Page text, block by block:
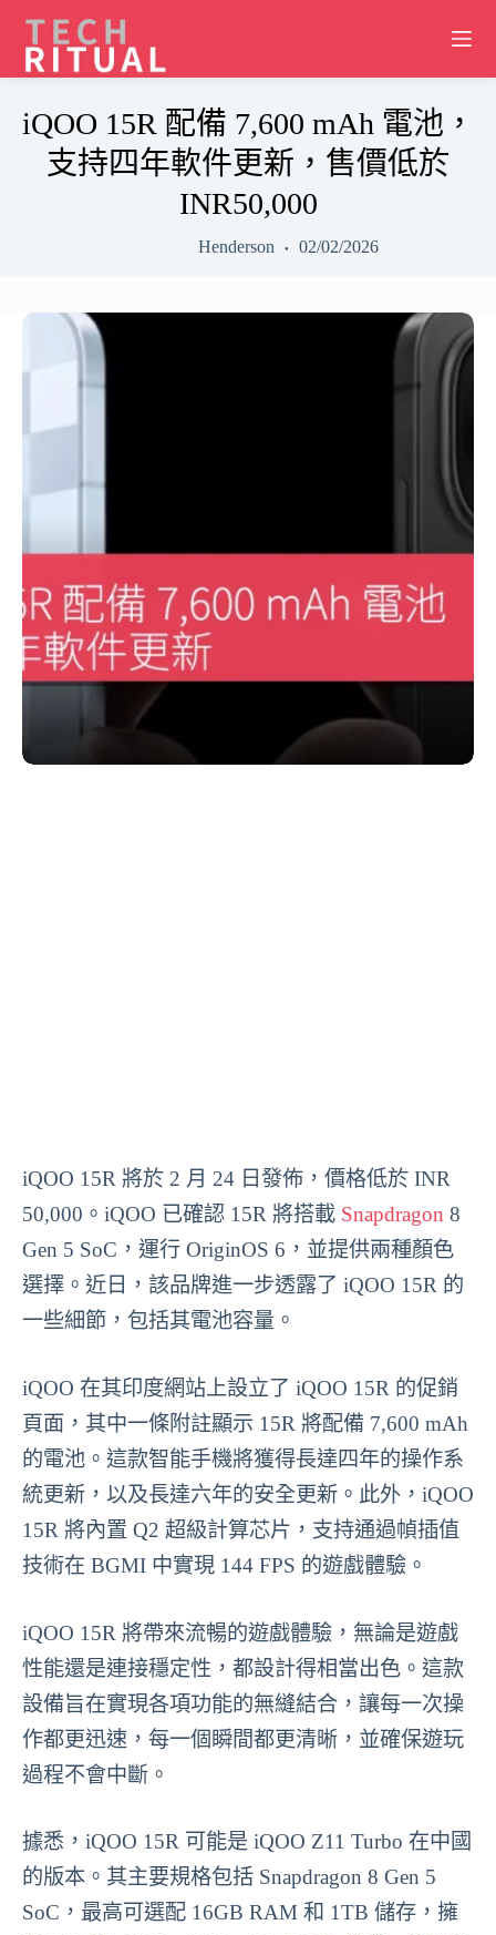
content
iQOO 15R 配備 7,600 mAh 電池，
支持四年軟件更新，售價低於
INR50,000
Henderson 02/02/2026
iQOO 15R 將於 2 月 24 日發佈，價格低於 INR
50,000。iQOO 已確認 15R 將搭載 Snapdragon 8
Gen 5 SoC，運行 OriginOS 6，並提供兩種顏色
選擇。近日，該品牌進一步透露了 iQOO 15R 的
一些細節，包括其電池容量。
iQOO 在其印度網站上設立了 iQOO 15R 的促銷
頁面，其中一條附註顯示 15R 將配備 7,600 mAh
的電池。這款智能手機將獲得長達四年的操作系
統更新，以及長達六年的安全更新。此外，iQOO
15R 將內置 Q2 超級計算芯片，支持通過幀插值
技術在 BGMI 中實現 144 FPS 的遊戲體驗。
iQOO 15R 將帶來流暢的遊戲體驗，無論是遊戲
性能還是連接穩定性，都設計得相當出色。這款
設備旨在實現各項功能的無縫結合，讓每一次操
作都更迅速，每一個瞬間都更清晰，並確保遊玩
過程不會中斷。
據悉，iQOO 15R 可能是 iQOO Z11 Turbo 在中國
的版本。其主要規格包括 Snapdragon 8 Gen 5
SoC，最高可選配 16GB RAM 和 1TB 儲存，擁